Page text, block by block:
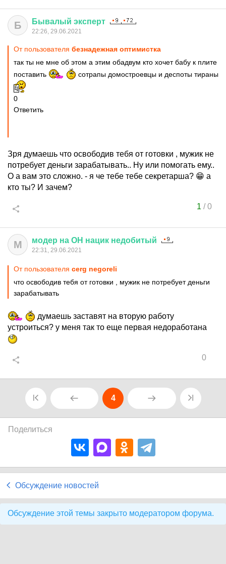
Б Бывалый эксперт
22:26, 29.06.2021
От пользователя безнадежная оптимистка
так ты не мне об этом а этим обадвум кто хочет бабу к плите
поставить
сотрапы домостроевцы и деспоты тираны
0
Ответить
Зря думаешь что освободив тебя от готовки , мужик не
потребует деньги зарабатывать.. Ну или помогать ему..
О а вам это сложно. - я че тебе тебе секретарша? 😁 а
кто ты? И зачем?
1 /0
М модер на ОН нацик недобитый
22:31, 29.06.2021
От пользователя cerg negoreli
что освободив тебя от готовки , мужик не потребует деньги
зарабатывать
думаешь заставят на вторую работу
устроиться? у меня так то еще первая недоработана
0
4
Поделиться
Обсуждение новостей
Обсуждение этой темы закрыто модератором форума.